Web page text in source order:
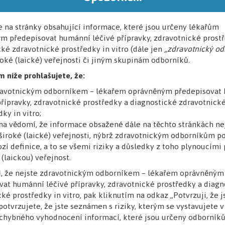
MUDr. Filip Rob, Ph.D. doc. MUDr. Miloslav
Jakub Novosad, Ph.D. doc. MUDr. Petr Matoušek,
na stránky obsahující informace, které jsou určeny lékařům
předepisovat humánní léčivé přípravky, zdravotnické
zdravotnické prostředky in vitro (dále jen „zdravotnický
(laické) veřejnosti či jiným skupinám odborníků.
níže prohlašujete, že:
odborníkem – lékařem oprávněným předepisovat
zdravotnické prostředky a diagnostické zdravotnické
in vitro;
vědomí, že informace obsažené dále na těchto stránkách
(laické) veřejnosti, nýbrž zdravotnickým odborníkům
definice, a to se všemi riziky a důsledky z toho plynoucími
veřejnost.
že nejste zdravotnickým odborníkem – lékařem oprávněným
humánní léčivé přípravky, zdravotnické prostředky a
prostředky in vitro, pak kliknutím na odkaz „Potvrzuji, že
že jste seznámen s riziky, kterým se vystavujete
vyhodnocení informací, které jsou určeny